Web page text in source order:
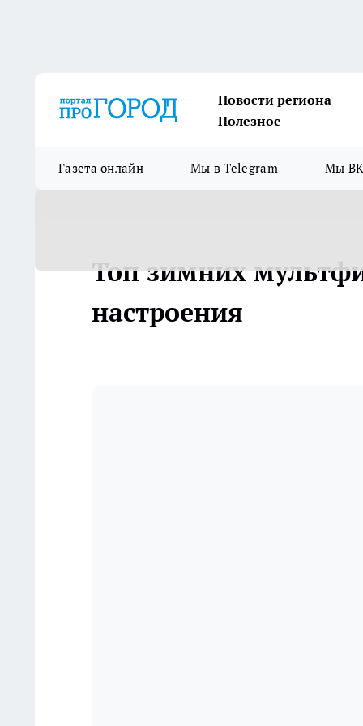
Новости региона
Полезное
Газета онлайн Мы в Telegram Мы
Топ зимних
настроения